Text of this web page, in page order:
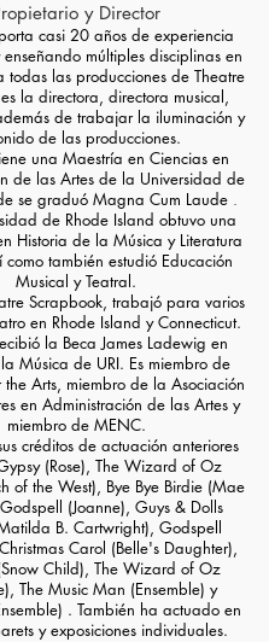
y Director
casi 20 años de experiencia
múltiples disciplinas en
todas las producciones de Theatre
la directora, directora musical,
de trabajar la iluminación y
de las producciones.
una Maestría en Ciencias en
de las Artes de la Universidad de
se graduó Magna Cum Laude .
de Rhode Island obtuvo una
Historia de la Música y Literatura
como también estudió Educación
Musical y Teatral.
Scrapbook, trabajó para varios
en Rhode Island y Connecticut.
la Beca James Ladewig en
Música de URI. Es miembro de
the Arts, miembro de la Asociación
en Administración de las Artes y
miembro de MENC.
créditos de actuación anteriores
(Rose), The Wizard of Oz
of the West), Bye Bye Birdie (Mae
Godspell (Joanne), Guys & Dolls
B. Cartwright), Godspell
Carol (Belle's Daughter),
Child), The Wizard of Oz
The Music Man (Ensemble) y
. También ha actuado en
y exposiciones individuales.